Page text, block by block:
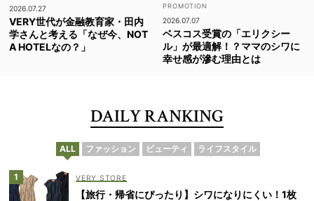
2026.07.27
VERY世代が金融教育家・田内
学さんと考える「なぜ今、NOT
A HOTELなの？」
2026.07.07
ベスコス受賞の「エリクシー
ル」が最適解！？ママのシワに
幸せ感が滲む理由とは
DAILY RANKING
ALL ファッション ビューティ ライフスタイル
VERY STORE
【旅行・帰省にぴったり】シワになりにくい！1枚